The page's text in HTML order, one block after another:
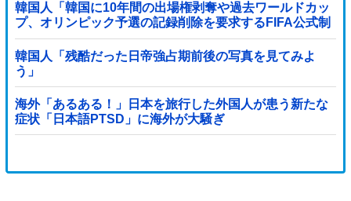
韓国人「韓国に10年間の出場権剥奪や過去ワールドカッ
プ、オリンピック予選の記録削除を要求するFIFA公式制
裁を海外メディアが報道！」
韓国人「残酷だった日帝強占期前後の写真を見てみよ
う」
海外「あるある！」日本を旅行した外国人が患う新たな
症状「日本語PTSD」に海外が大騒ぎ